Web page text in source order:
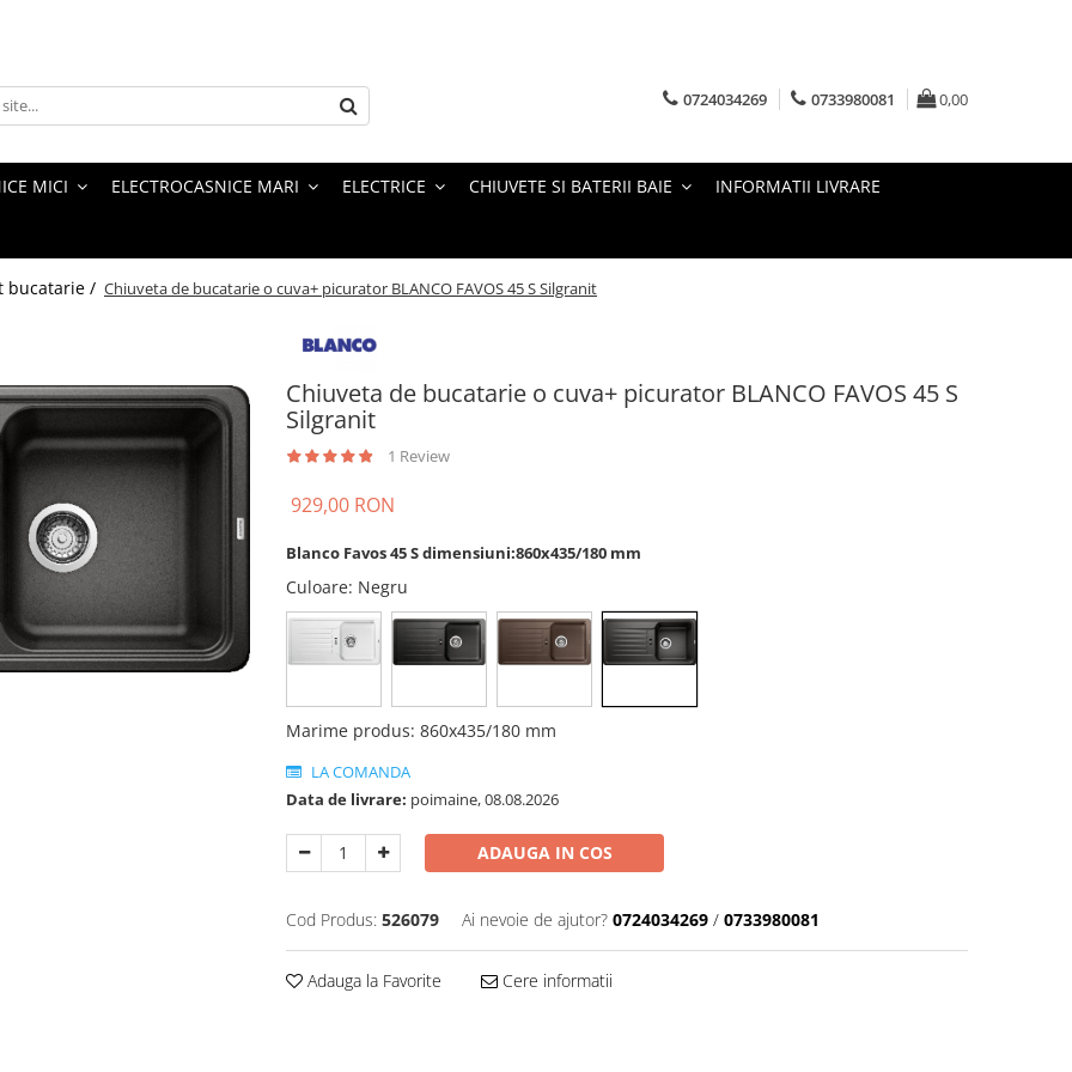
0724034269 0733980081 0,00
MICI ELECTROCASNICE MARI ELECTRICE CHIUVETE SI BATERII BAIE INFORMATII LIVRARE
bucatarie / Chiuveta de bucatarie o cuva+ picurator BLANCO FAVOS 45 S Silgranit
Chiuveta de bucatarie o cuva+ picurator BLANCO FAVOS 45 S
Silgranit
1 Review
929,00 RON
Blanco Favos 45 S dimensiuni:860x435/180 mm
Culoare: Negru
Marime produs: 860x435/180 mm
LA COMANDA
Data de livrare: poimaine, 08.08.2026
ADAUGA IN COS
Cod Produs: 526079 Ai nevoie de ajutor? 0724034269 / 0733980081
Adauga la Favorite Cere informatii